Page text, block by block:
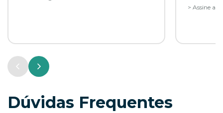
> Assine
Dúvidas Frequentes